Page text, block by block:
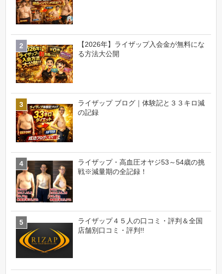
【2026年】ライザップ入会金が無料にな
る方法大公開
ライザップ ブログ｜体験記と３３キロ減
の記録
ライザップ・高血圧オヤジ53～54歳の挑
戦※減量期の全記録！
ライザップ４５人の口コミ・評判＆全国
店舗別口コミ・評判!!